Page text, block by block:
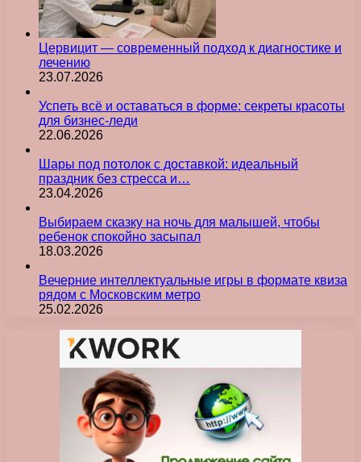
Цервицит — современный подход к диагностике и
лечению
23.07.2026
Успеть всё и оставаться в форме: секреты красоты
для бизнес-леди
22.06.2026
Шары под потолок с доставкой: идеальный
праздник без стресса и…
23.04.2026
Выбираем сказку на ночь для малышей, чтобы
ребенок спокойно засыпал
18.03.2026
Вечерние интеллектуальные игры в формате квиза
рядом с Московским метро
25.02.2026